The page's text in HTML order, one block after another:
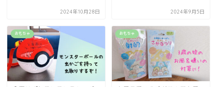
2024年10月28日 2024年9月5日
おもちゃ おもちゃ